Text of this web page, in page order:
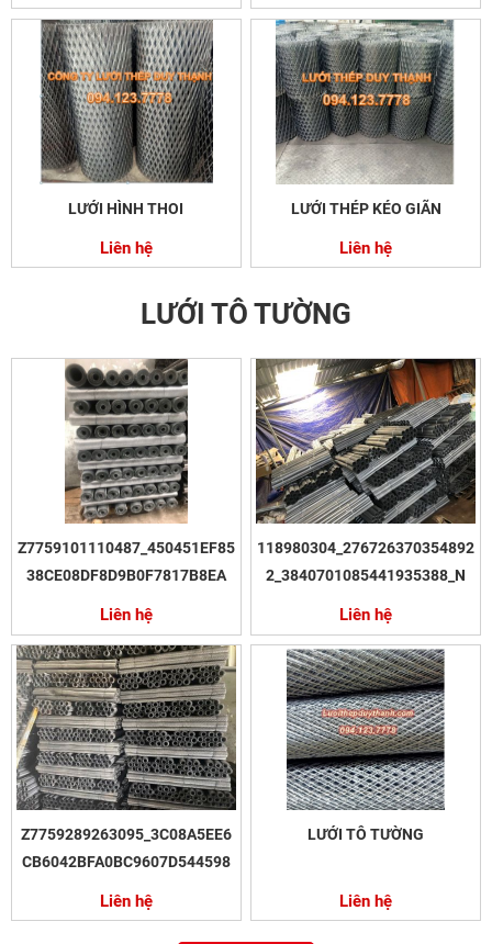
LƯỚI HÌNH THOI
Liên hệ
LƯỚI THÉP KÉO GIÃN
Liên hệ
LƯỚI TÔ TƯỜNG
Z7759101110487_450451EF85
38CE08DF8D9B0F7817B8EA
Liên hệ
118980304_276726370354892
2_3840701085441935388_N
Liên hệ
Z7759289263095_3C08A5EE6
CB6042BFA0BC9607D544598
Liên hệ
LƯỚI TÔ TƯỜNG
Liên hệ